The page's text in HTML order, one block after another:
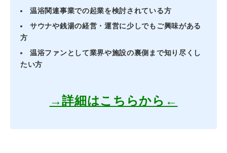
温浴関連事業での起業を検討されている方
サウナや銭湯の経営・運営に少しでもご興味がある
方
温浴ファンとして業界や施設の裏側まで知り尽くし
たい方
→詳細はこちらから←